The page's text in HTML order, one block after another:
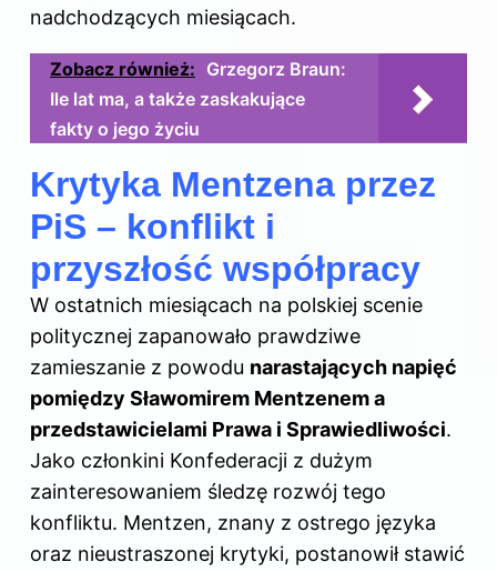
nadchodzących miesiącach.
Zobacz również: Grzegorz Braun:
Ile lat ma, a także zaskakujące
fakty o jego życiu
Krytyka Mentzena przez
PiS – konflikt i
przyszłość współpracy
W ostatnich miesiącach na polskiej scenie
politycznej zapanowało prawdziwe
zamieszanie z powodu narastających napięć
pomiędzy Sławomirem Mentzenem a
przedstawicielami Prawa i Sprawiedliwości.
Jako członkini Konfederacji z dużym
zainteresowaniem śledzę rozwój tego
konfliktu. Mentzen, znany z ostrego języka
oraz nieustraszonej krytyki, postanowił stawić